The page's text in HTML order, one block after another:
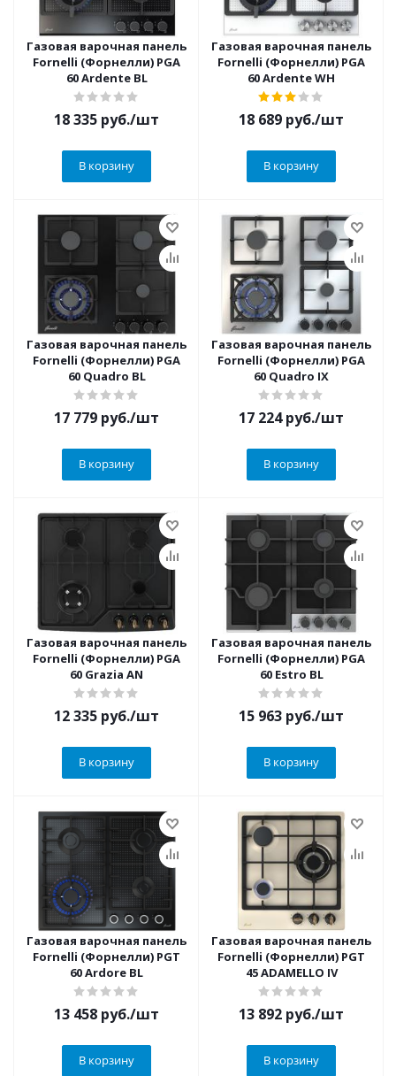
Газовая варочная панель
Fornelli (Форнелли) PGA
60 Ardente BL
18 335 руб./шт
В корзину
Газовая варочная панель
Fornelli (Форнелли) PGA
60 Ardente WH
18 689 руб./шт
В корзину
Газовая варочная панель
Fornelli (Форнелли) PGA
60 Quadro BL
17 779 руб./шт
В корзину
Газовая варочная панель
Fornelli (Форнелли) PGA
60 Quadro IX
17 224руб./шт
В корзину
Газовая варочная панель
Fornelli (Форнелли) PGA
60 Grazia AN
12 335 руб./шт
В корзину
Газовая варочная панель
Fornelli (Форнелли) PGA
60 Estro BL
15 963 руб./шт
В корзину
Газовая варочная панель
Fornelli (Форнелли) PGT
60 Ardore BL
13 458 руб./шт
В корзину
Газовая варочная панель
Fornelli (Форнелли) PGT
45 ADAMELLO IV
13 892 руб./шт
В корзину